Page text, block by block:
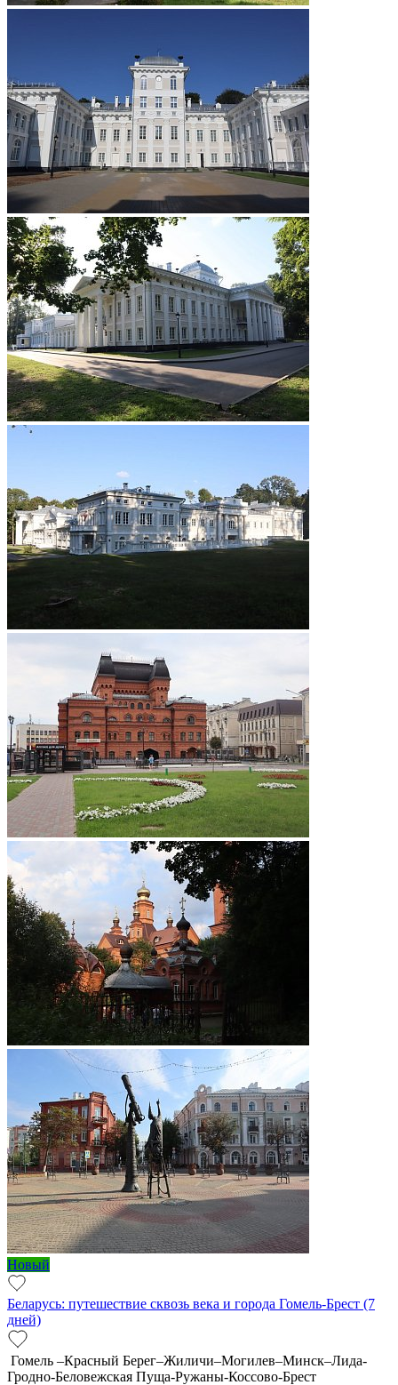
Новый
Беларусь: путешествие сквозь века и города Гомель-Брест (7
дней)
Гомель –Красный Берег–Жиличи–Могилев–Минск–Лида-
Гродно-Беловежская Пуща-Ружаны-Коссово-Брест